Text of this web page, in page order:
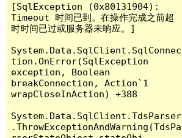
[SqlException (0x80131904):
Timeout 时间已到。在操作完成之前超
时时间已过或服务器未响应。]
System.Data.SqlClient.SqlConnec
tion.OnError(SqlException
exception, Boolean
breakConnection, Action`1
wrapCloseInAction) +388
System.Data.SqlClient.TdsParser
.ThrowExceptionAndWarning(TdsPa